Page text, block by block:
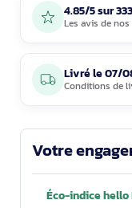
4.85/5 sur
Les avis de
Livré le07/
Conditions de
Votre
Éco-indice hello